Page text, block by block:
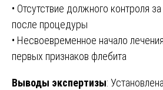
• Отсутствие должного контроля
после процедуры
• Несвоевременное начало
первых признаков флебита
Выводы экспертизы: